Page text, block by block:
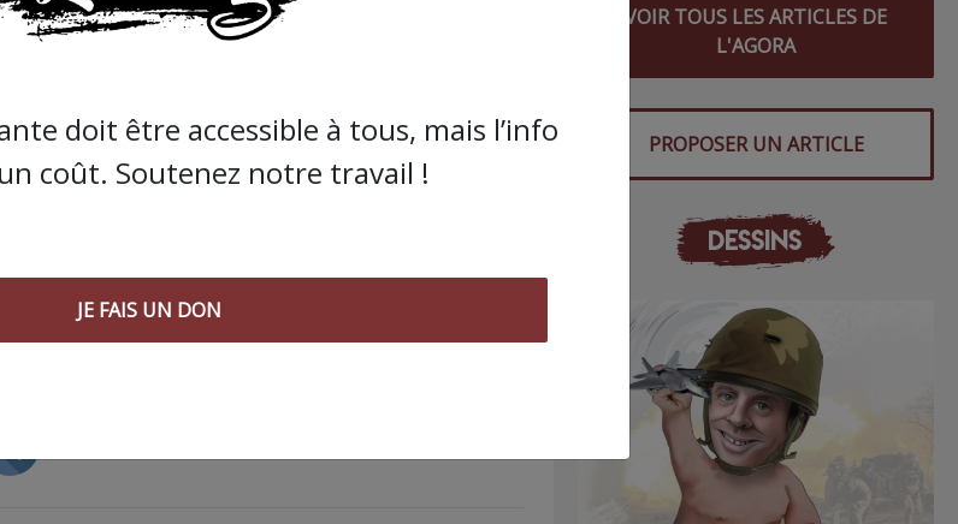
doit être accessible à toutes
nécessite du temps et de l’argent,
ses amis… Pourvu que ça dure ! Ça
VOIR TOUS LES ARTICLES DE
L'AGORA
PROPOSER UN ARTICLE
DESSINS
doit être accessible à tous, mais l’info
coût. Soutenez notre travail !
JE FAIS UN DON